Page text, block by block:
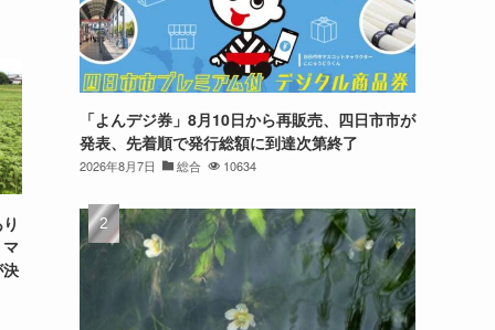
「よんデジ券」8月10日から再販売、四日市市が
発表、先着順で発行総額に到達次第終了
2026年8月7日 総合 10634